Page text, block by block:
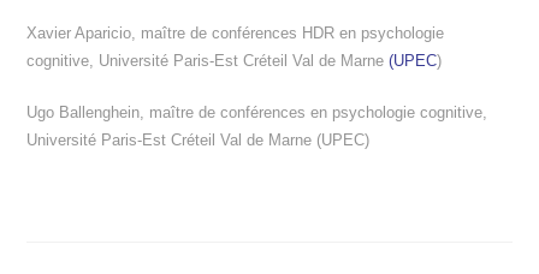
Xavier Aparicio, maître de conférences HDR en psychologie
cognitive, Université Paris-Est Créteil Val de Marne(UPEC)
Ugo Ballenghein, maître de conférences en psychologie cognitive,
Université Paris-Est Créteil Val de Marne (UPEC)